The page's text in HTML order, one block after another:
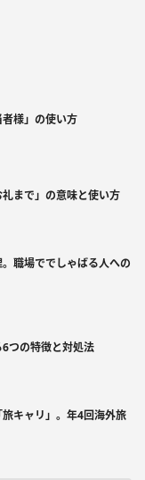
様」の使い方
まで」の意味と使い方
職場ででしゃばる人への
6つの特徴と対処法
キャリ」。年4回海外旅